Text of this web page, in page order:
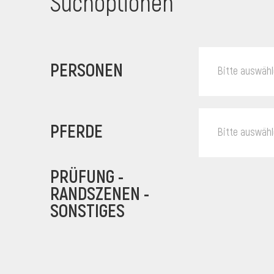
PERSONEN Bitte
PFERDE Bitte
PRÜFUNG -
RANDSZENEN -
SONSTIGES